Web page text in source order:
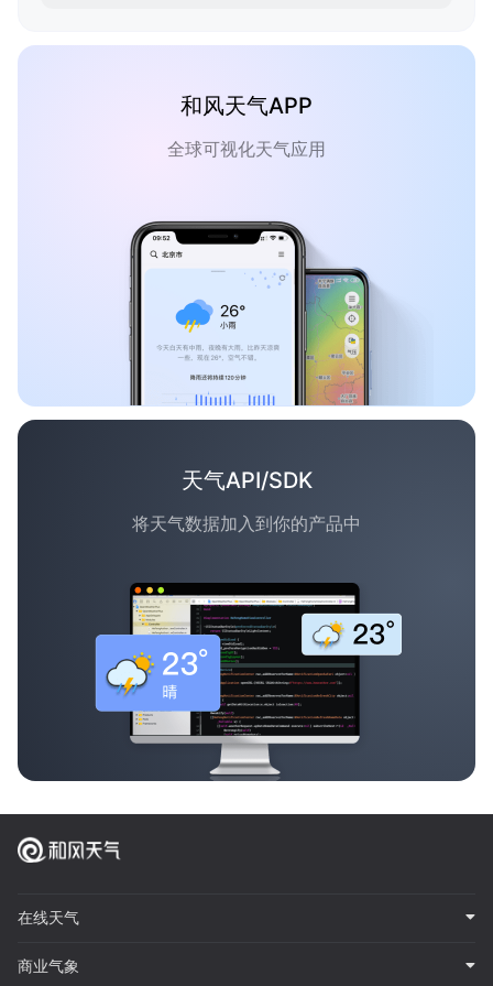
和风天气APP
全球可视化天气应用
天气API/SDK
将天气数据加入到你的产品中
在线天气
商业气象